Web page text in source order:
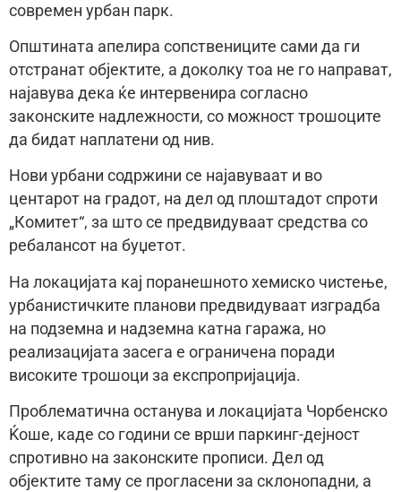
современ урбан парк.
Општината апелира сопствениците сами да ги
отстранат објектите, а доколку тоа не го направат,
најавува дека ќе интервенира согласно
законските надлежности, со можност трошоците
да бидат наплатени од нив.
Нови урбани содржини се најавуваат и во
центарот на градот, на дел од плоштадот спроти
„Комитет“, за што се предвидуваат средства со
ребалансот на буџетот.
На локацијата кај поранешното хемиско чистење,
урбанистичките планови предвидуваат изградба
на подземна и надземна катна гаража, но
реализацијата засега е ограничена поради
високите трошоци за експропријација.
Проблематична останува и локацијата Чорбенско
Ќоше, каде со години се врши паркинг-дејност
спротивно на законските прописи. Дел од
објектите таму се прогласени за склонопадни, а